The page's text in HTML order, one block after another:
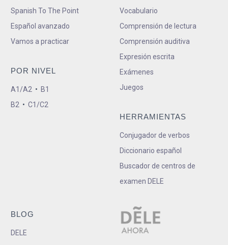
Spanish To The Point
Español avanzado
Vamos a practicar
POR NIVEL
A1/A2 • B1
B2 • C1/C2
Vocabulario
Comprensión de lectura
Comprensión auditiva
Expresión escrita
Exámenes
Juegos
HERRAMIENTAS
Conjugador de verbos
Diccionario español
Buscador de centros de
examen DELE
BLOG
DELE